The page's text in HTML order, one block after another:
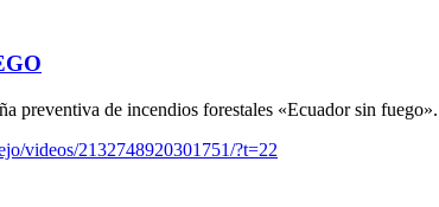
preventiva de incendios forestales «Ecuador sin
videos/2132748920301751/?t=22